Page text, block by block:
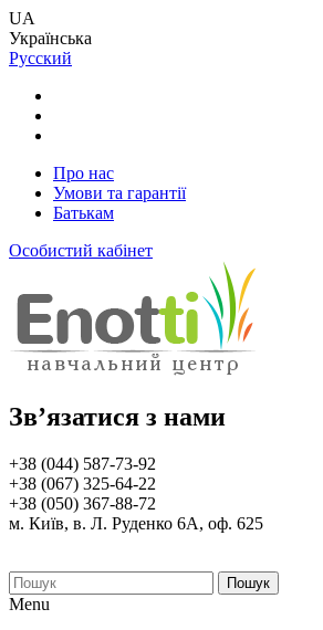
UA
Українська
Русский
Про нас
Умови та гарантії
Батькам
Особистий кабінет
Зв’язатися з нами
+38 (044) 587-73-92
+38 (067) 325-64-22
+38 (050) 367-88-72
м. Київ, в. Л. Руденко 6А, оф. 625
Пошук
Menu